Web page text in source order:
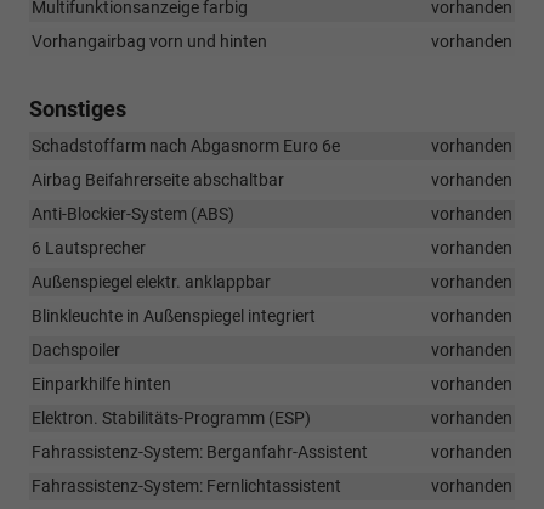
Multifunktionsanzeige farbig
vorhanden
Vorhangairbag vorn und hinten
vorhanden
Sonstiges
Schadstoffarm nach Abgasnorm Euro 6e
vorhanden
Airbag Beifahrerseite abschaltbar
vorhanden
Anti-Blockier-System (ABS)
vorhanden
6 Lautsprecher
vorhanden
Außenspiegel elektr. anklappbar
vorhanden
Blinkleuchte in Außenspiegel integriert
vorhanden
Dachspoiler
vorhanden
Einparkhilfe hinten
vorhanden
Elektron. Stabilitäts-Programm (ESP)
vorhanden
Fahrassistenz-System: Berganfahr-Assistent
vorhanden
Fahrassistenz-System: Fernlichtassistent
vorhanden